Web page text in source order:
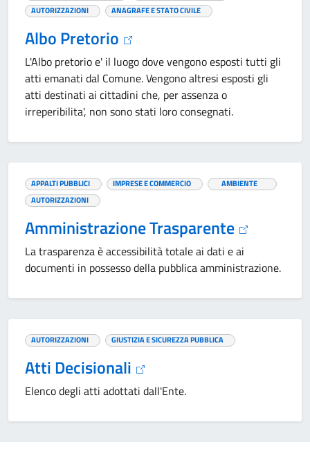
AUTORIZZAZIONI
ANAGRAFE E STATO CIVILE
Albo Pretorio
L'Albo pretorio e' il luogo dove vengono esposti tutti gli
atti emanati dal Comune. Vengono altresi esposti gli
atti destinati ai cittadini che, per assenza o
irreperibilita', non sono stati loro consegnati.
APPALTI PUBBLICI IMPRESE E COMMERCIO
AMBIENTE
AUTORIZZAZIONI
Amministrazione Trasparente
La trasparenza è accessibilità totale ai dati e ai
documenti in possesso della pubblica amministrazione.
AUTORIZZAZIONI GIUSTIZIA E SICUREZZA PUBBLICA
Atti Decisionali
Elenco degli atti adottati dall'Ente.